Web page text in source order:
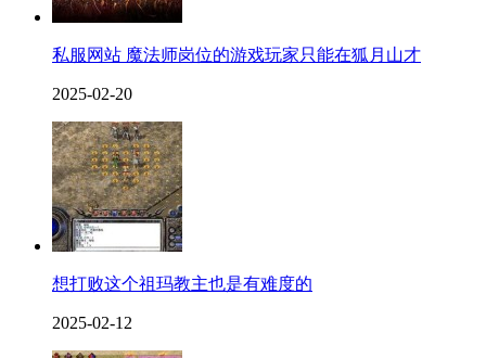
私服网站 魔法师岗位的游戏玩家只能在狐月山才
2025-02-20
想打败这个祖玛教主也是有难度的
2025-02-12